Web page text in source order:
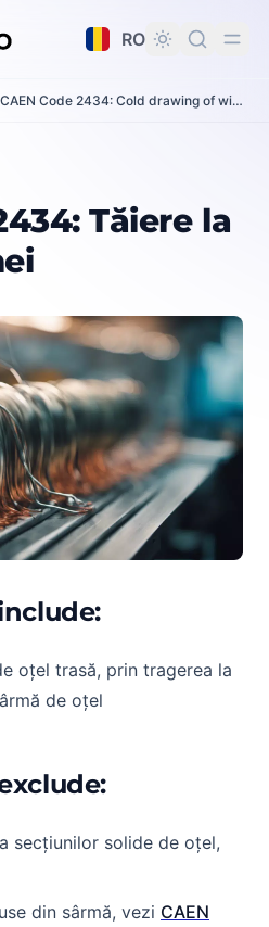
RO
CAEN Code 2434: Cold drawing of wire
rece a sârmei
Tăiere la
oțel trasă, prin tragerea la
de oțel
secțiunilor solide de oțel,
din sârmă, vezi CAEN